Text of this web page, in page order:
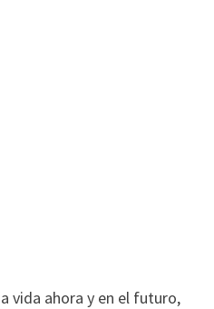
vida ahora y en el futuro,